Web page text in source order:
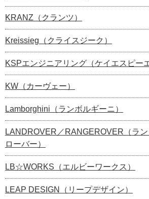
KRANZ（クランツ）
Kreissieg（クライスジーク）
KSPエンジニアリング（ケイエスピー
KW（カーヴェー）
Lamborghini（ランボルギーニ）
LANDROVER／RANGEROVER（ラ
ローバー）
LB☆WORKS（エルビーワークス）
LEAP DESIGN（リープデザイン）